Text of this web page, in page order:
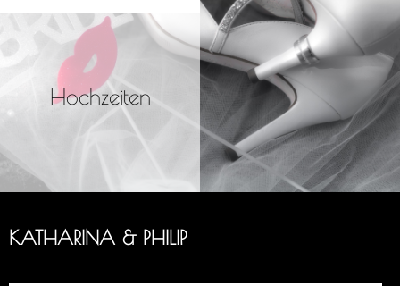
Hochzeiten
KATHARINA & PHILIP